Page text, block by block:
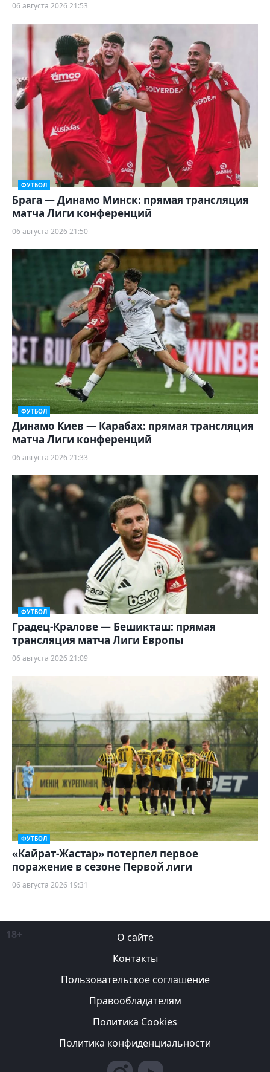
06 августа 2026 21:53
ФУТБОЛ
Брага — Динамо Минск: прямая трансляция
матча Лиги конференций
06 августа 2026 21:50
ФУТБОЛ
Динамо Киев — Карабах: прямая трансляция
матча Лиги конференций
06 августа 2026 21:33
ФУТБОЛ
Градец-Кралове — Бешикташ: прямая
трансляция матча Лиги Европы
06 августа 2026 21:09
ФУТБОЛ
«Кайрат-Жастар» потерпел первое
поражение в сезоне Первой лиги
06 августа 2026 19:31
18+
О сайте
Контакты
Пользовательское соглашение
Правообладателям
Политика Cookies
Политика конфиденциальности